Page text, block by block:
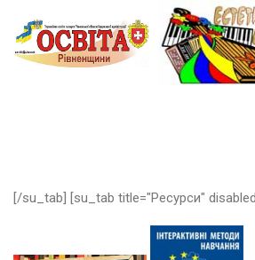
[/su_tab] [su_tab title="Ресурси"